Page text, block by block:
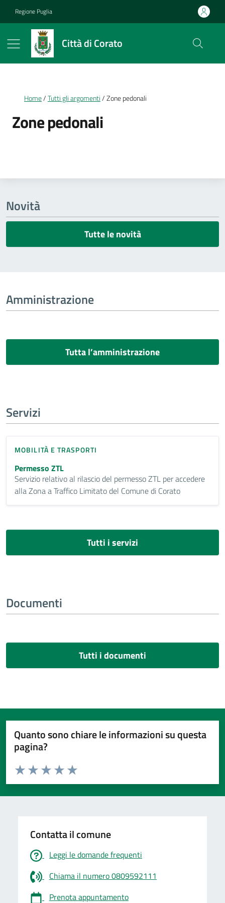
Regione Puglia
Città di Corato
Briciole di pane
Home Tutti gli argomenti Zone pedonali
Zone pedonali
Novità
Tutte le novità
Amministrazione
Tutta l’amministrazione
Servizi
MOBILITÀ E TRASPORTI
Permesso ZTL
Servizio relativo al rilascio del permesso ZTL per accedere
alla Zona a Traffico Limitato del Comune di Corato
Tutti i servizi
Documenti
Tutti i documenti
Quanto sono chiare le informazioni su questa
pagina?
Valuta da 1 a 5 stelle la pagina
Valuta 5 stelle su 5
Valuta 4 stelle su 5
Valuta 3 stelle su 5
Valuta 2 stelle su 5
Valuta 1 stelle su 5
Contatta il comune
Leggi le domande frequenti
Chiama il numero 0809592111
Prenota appuntamento